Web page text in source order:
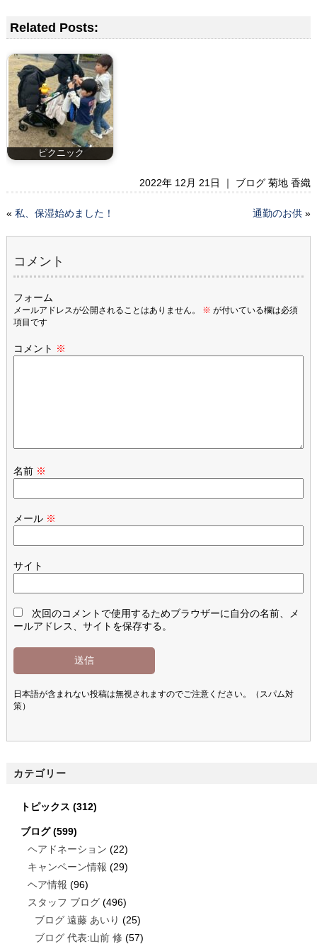
Related Posts:
ピクニック
2022年 12月 21日 ｜ ブログ 菊地 香織
« 私、保湿始めました！ 通勤のお供 »
コメント
フォーム
メールアドレスが公開されることはありません。 ※ が付いている欄は必須
項目です
コメント ※
名前 ※
メール ※
サイト
次回のコメントで使用するためブラウザーに自分の名前、メ
ールアドレス、サイトを保存する。
日本語が含まれない投稿は無視されますのでご注意ください。（スパム対
策）
カテゴリー
トピックス (312)
ブログ(599)
ヘアドネーション (22)
キャンペーン情報 (29)
ヘア情報 (96)
スタッフ ブログ(496)
ブログ 遠藤 あいり (25)
ブログ 代表:山前 修 (57)